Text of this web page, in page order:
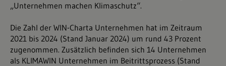
„Unternehmen machen Klimaschutz“.
Die Zahl der WIN-Charta Unternehmen hat im Zeitraum
2021 bis 2024 (Stand Januar 2024) um rund 43 Prozent
zugenommen. Zusätzlich befinden sich 14 Unternehmen
als KLIMAWIN Unternehmen im Beitrittsprozess (Stand